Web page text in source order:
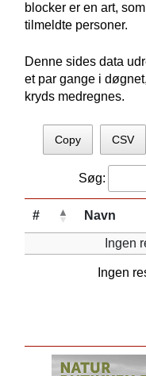
blocker er en art,
tilmeldte personer.
Denne sides data
et par gange i
kryds medregnes.
Copy CSV
Søg:
# Navn
Ingen
Ingen